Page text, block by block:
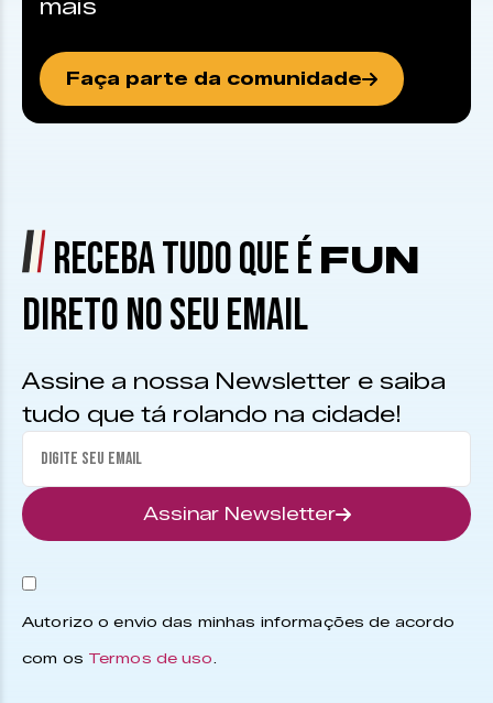
mais
Faça parte da comunidade
RECEBA TUDO QUE É FUN
DIRETO NO SEU EMAIL
Assine a nossa Newsletter e saiba
tudo que tá rolando na cidade!
Assinar Newsletter
Autorizo o envio das minhas informações de acordo
com os Termos de uso.